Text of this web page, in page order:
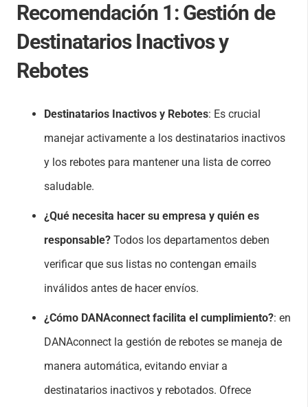
Recomendación 1: Gestión de
Destinatarios Inactivos y
Rebotes
Destinatarios Inactivos y Rebotes: Es crucial
manejar activamente a los destinatarios inactivos
y los rebotes para mantener una lista de correo
saludable.
¿Qué necesita hacer su empresa y quién es
responsable? Todos los departamentos deben
verificar que sus listas no contengan emails
inválidos antes de hacer envíos.
¿Cómo DANAconnect facilita el cumplimiento?: en
DANAconnect la gestión de rebotes se maneja de
manera automática, evitando enviar a
destinatarios inactivos y rebotados. Ofrece